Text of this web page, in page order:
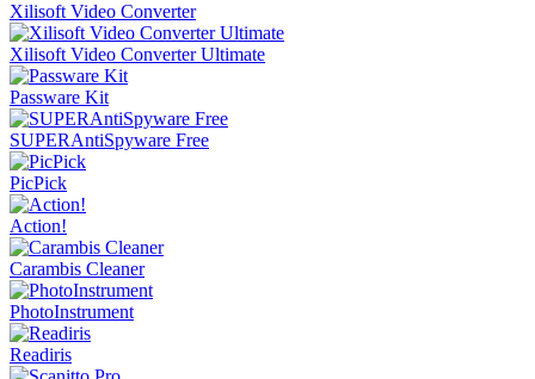
Xilisoft Video Converter
Xilisoft Video Converter Ultimate
Passware Kit
SUPERAntiSpyware Free
PicPick
Action!
Carambis Cleaner
PhotoInstrument
Readiris